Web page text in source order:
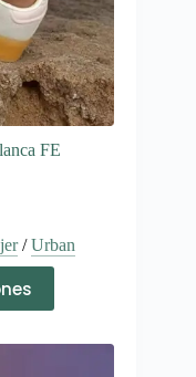
FE
/Urban